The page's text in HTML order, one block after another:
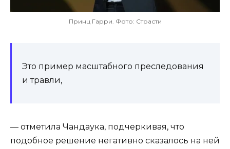
Принц Гарри. Фото: Страсти
Это пример масштабного преследования
и травли,
— отметила Чандаука, подчеркивая, что
подобное решение негативно сказалось на ней